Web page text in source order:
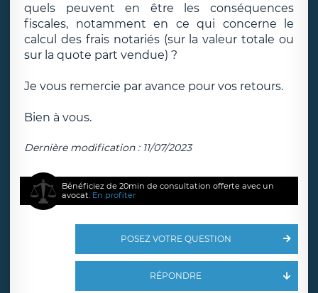
quels peuvent en être les conséquences
fiscales, notamment en ce qui concerne le
calcul des frais notariés (sur la valeur totale ou
sur la quote part vendue) ?
Je vous remercie par avance pour vos retours.
Bien à vous.
Dernière modification : 11/07/2023
Bénéficiez de 20min de consultation offerte avec un
avocat. En profiter
POSEZ VOTRE QUESTION
RÉPONDRE